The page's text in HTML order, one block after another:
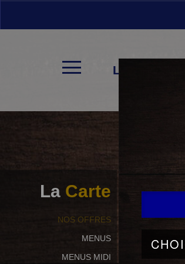
LA CARTE
La Carte
NOS OFFRES
MENUS
MENUS MIDI